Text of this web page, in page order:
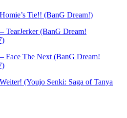
Tie!! (BanG Dream!)
(BanG Dream!
The Next (BanG Dream!
(Youjo Senki: Saga of Tanya